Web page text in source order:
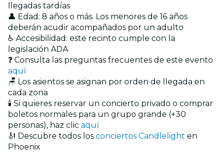
llegadas tardías
👤 Edad: 8 años o más. Los menores de 16 años
deberán acudir acompañados por un adulto
♿ Accesibilidad: este recinto cumple con la
legislación ADA
❓ Consulta las preguntas frecuentes de este evento
aquí
🪑 Los asientos se asignan por orden de llegada en
cada zona
🕯️ Si quieres reservar un concierto privado o comprar
boletos normales para un grupo grande (+30
personas), haz clic aquí
🎻 Descubre todos los conciertos Candlelight en
Phoenix